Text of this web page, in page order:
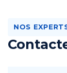
NOS